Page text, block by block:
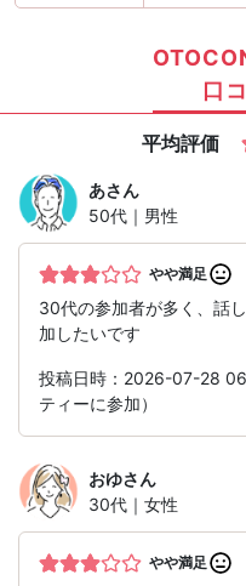
口
平均評価
あさん
50代｜男性
やや満足
30代の参加者が多く、話
加したいです
投稿日時：2026-07-28
ティーに参加）
おゆさん
30代｜女性
やや満足